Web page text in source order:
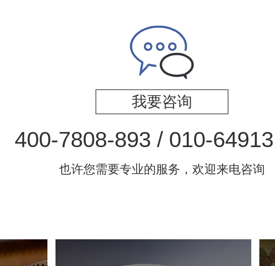
我要咨询
400-7808-893 / 010-
也许您需要专业的服务，欢迎来电咨询